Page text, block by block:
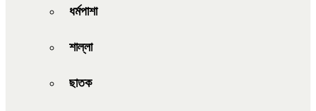
ধর্মপাশা
শাল্লা
ছাতক